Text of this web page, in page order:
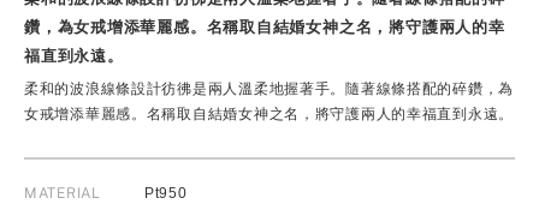
鑽，為女戒增添華麗感。名稱取自結婚女神之名，將守護兩人的幸
福直到永遠。
柔和的波浪線條設計彷彿是兩人溫柔地握著手。隨著線條搭配的碎鑽，為
女戒增添華麗感。名稱取自結婚女神之名，將守護兩人的幸福直到永遠。
MATERIAL Pt950